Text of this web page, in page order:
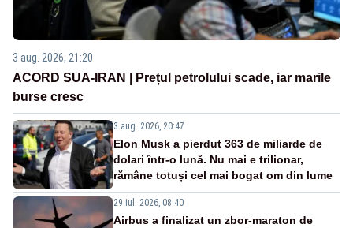
3 aug. 2026, 21:20
ACORD SUA-IRAN | Prețul petrolului scade, iar marile
burse cresc
3 aug. 2026, 20:47
Elon Musk a pierdut 363 de miliarde de
dolari într-o lună. Nu mai e trilionar,
rămâne totuși cel mai bogat om din lume
29 iul. 2026, 08:40
Airbus a finalizat un zbor-maraton de